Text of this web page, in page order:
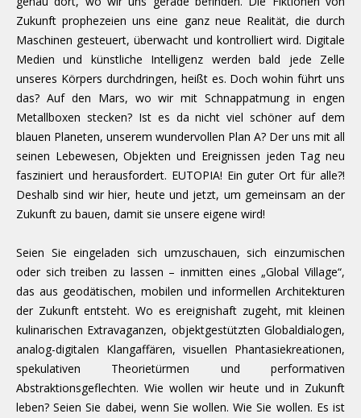
Zukunft prophezeien uns eine ganz neue Realität, die durch
Maschinen gesteuert, überwacht und kontrolliert wird. Digitale
Medien und künstliche Intelligenz werden bald jede Zelle
unseres Körpers durchdringen, heißt es. Doch wohin führt uns
das? Auf den Mars, wo wir mit Schnappatmung in engen
Metallboxen stecken? Ist es da nicht viel schöner auf dem
blauen Planeten, unserem wundervollen Plan A? Der uns mit all
seinen Lebewesen, Objekten und Ereignissen jeden Tag neu
fasziniert und herausfordert. EUTOPIA! Ein guter Ort für alle?!
Deshalb sind wir hier, heute und jetzt, um gemeinsam an der
Zukunft zu bauen, damit sie unsere eigene wird!
Seien Sie eingeladen sich umzuschauen, sich einzumischen
oder sich treiben zu lassen – inmitten eines „Global Village“,
das aus geodätischen, mobilen und informellen Architekturen
der Zukunft entsteht. Wo es ereignishaft zugeht, mit kleinen
kulinarischen Extravaganzen, objektgestützten Globaldialogen,
analog-digitalen Klangaffären, visuellen Phantasiekreationen,
spekulativen Theorietürmen und performativen
Abstraktionsgeflechten. Wie wollen wir heute und in Zukunft
leben? Seien Sie dabei, wenn Sie wollen. Wie Sie wollen. Es ist